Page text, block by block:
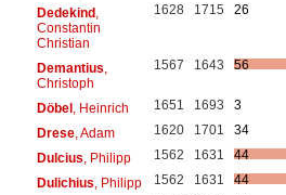
Dedekind,
Constantin
Christian
1628 1715 26
Demantius
Christoph
1567 1643 56
Döbel, Heinrich 1651 1693
3
Drese, Adam 1620 1701
34
Dulcius , Philipp 1562 1631
44
Dulichius , Philipp 1562 1631
44